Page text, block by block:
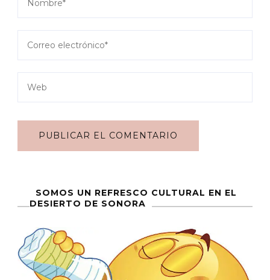
SOMOS UN REFRESCO CULTURAL EN EL
DESIERTO DE SONORA